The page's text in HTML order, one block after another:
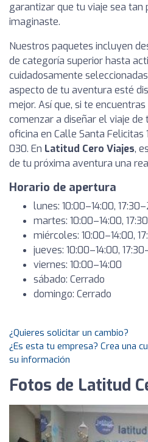
garantizar que tu viaje sea
imaginaste.
Nuestros paquetes incluyen
de categoría superior hasta
cuidadosamente
aspecto de tu aventura esté
mejor. Así que, si te
comenzar a diseñar el viaje de
oficina en Calle Santa Felicitas
030. En Latitud Cero Viajes,
de tu próxima aventura una
Horario de apertura
lunes: 10:00–14:00,
martes: 10:00–14:00,
miércoles: 10:00–14:00,
jueves: 10:00–14:00,
viernes: 10:00–14:00
sábado: Cerrado
domingo: Cerrado
¿Quieres solicitar un cambio?
¿Es esta tu empresa? Crea una
su información
Fotos de Latitud